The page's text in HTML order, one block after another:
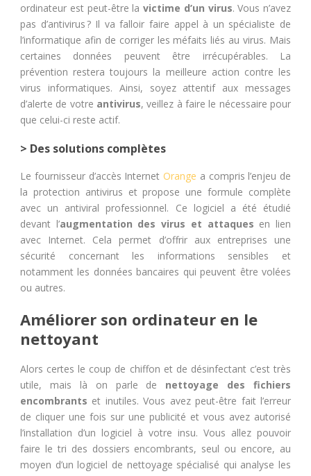
ordinateur est peut-être la victime d’un virus. Vous n’avez
pas d’antivirus ? Il va falloir faire appel à un spécialiste de
l’informatique afin de corriger les méfaits liés au virus. Mais
certaines données peuvent être irrécupérables. La
prévention restera toujours la meilleure action contre les
virus informatiques. Ainsi, soyez attentif aux messages
d’alerte de votre antivirus, veillez à faire le nécessaire pour
que celui-ci reste actif.
> Des solutions complètes
Le fournisseur d’accès Internet Orange a compris l’enjeu de
la protection antivirus et propose une formule complète
avec un antiviral professionnel. Ce logiciel a été étudié
devant l’augmentation des virus et attaques en lien
avec Internet. Cela permet d’offrir aux entreprises une
sécurité concernant les informations sensibles et
notamment les données bancaires qui peuvent être volées
ou autres.
Améliorer son ordinateur en le
nettoyant
Alors certes le coup de chiffon et de désinfectant c’est très
utile, mais là on parle de nettoyage des fichiers
encombrants et inutiles. Vous avez peut-être fait l’erreur
de cliquer une fois sur une publicité et vous avez autorisé
l’installation d’un logiciel à votre insu. Vous allez pouvoir
faire le tri des dossiers encombrants, seul ou encore, au
moyen d’un logiciel de nettoyage spécialisé qui analyse les